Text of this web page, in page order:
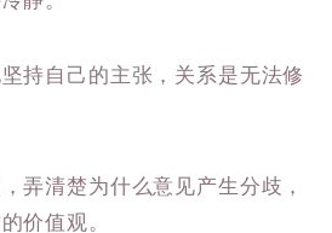
持自己的主张，关系是无法修
弄清楚为什么意见产生分歧，
价值观。